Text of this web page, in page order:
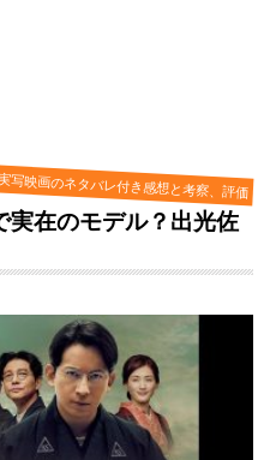
写映画のネタバレ付き感想と考察、評価
実在のモデル？出光佐